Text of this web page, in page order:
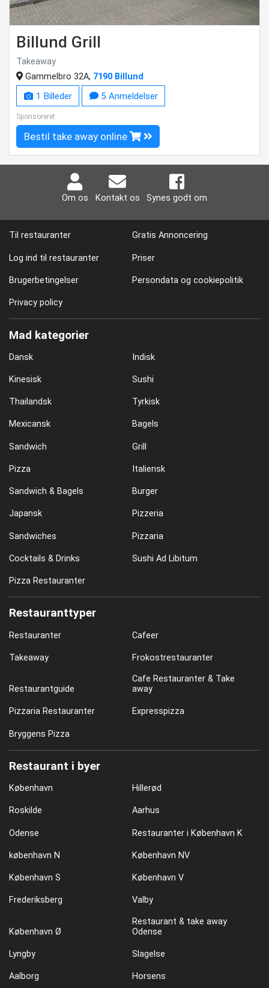
Billund Grill
Takeaway
Gammelbro 32A, 7190 Billund
1 Billeder 5 Anmeldelser
Sponsoreret
Bestil take away online
Om os Kontakt os Synes godt om
Til restauranter Gratis Annoncering
Log ind til restauranter Priser
Brugerbetingelser Persondata og cookiepolitik
Privacy policy
Mad kategorier
Dansk Indisk
Kinesisk Sushi
Thailandsk Tyrkisk
Mexicansk Bagels
Sandwich Grill
Pizza Italiensk
Sandwich & Bagels Burger
Japansk Pizzeria
Sandwiches Pizzaria
Cocktails & Drinks Sushi Ad Libitum
Pizza Restauranter
Restauranttyper
Restauranter Cafeer
Takeaway Frokostrestauranter
Restaurantguide
Cafe Restauranter & Take
away
Pizzaria Restauranter Expresspizza
Bryggens Pizza
Restaurant i byer
København Hillerød
Roskilde Aarhus
Odense Restauranter i København K
københavn N København NV
København S København V
Frederiksberg Valby
København Ø
Restaurant & take away
Odense
Lyngby Slagelse
Aalborg Horsens